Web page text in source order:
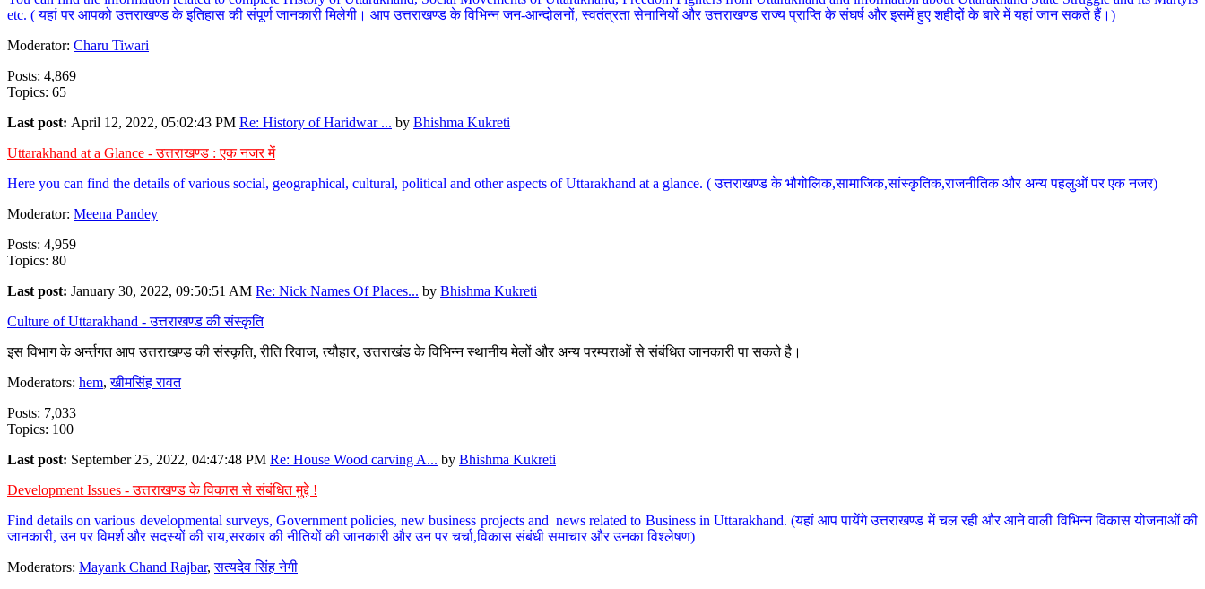
etc. ( यहां पर आपको उत्तराखण्ड के इतिहास की संपूर्ण जानकारी मिलेगी। आप उत्तराखण्ड के विभिन्न जन-आन्दोलनों, स्वतंत्रता सेनानियों और उत्तराखण्ड राज्य प्राप्ति के संघर्ष और इसमें हुए शहीदों के बारे में यहां जान सकते हैं।)
Moderator: Charu Tiwari
Posts: 4,869
Topics: 65
Last post: April 12, 2022, 05:02:43 PM Re: History of Haridwar ... by Bhishma Kukreti
Uttarakhand at a Glance - उत्तराखण्ड : एक नजर में
Here you can find the details of various social, geographical, cultural, political and other aspects of Uttarakhand at a glance. ( उत्तराखण्ड के भौगोलिक,सामाजिक,सांस्कृतिक,राजनीतिक और अन्य पहलुओं पर एक नजर)
Moderator: Meena Pandey
Posts: 4,959
Topics: 80
Last post: January 30, 2022, 09:50:51 AM Re: Nick Names Of Places... by Bhishma Kukreti
Culture of Uttarakhand - उत्तराखण्ड की संस्कृति
इस विभाग के अर्न्तगत आप उत्तराखण्ड की संस्कृति, रीति रिवाज, त्यौहार, उत्तराखंड के विभिन्न स्थानीय मेलों और अन्य परम्पराओं से संबंधित जानकारी पा सकते है।
Moderators: hem,खीमसिंह रावत
Posts: 7,033
Topics: 100
Last post: September 25, 2022, 04:47:48 PM Re: House Wood carving A... by Bhishma Kukreti
Development Issues - उत्तराखण्ड के विकास से संबंधित मुद्दे !
Find details on various developmental surveys, Government policies, new business projects and news related to Business in Uttarakhand. (यहां आप पायेंगे उत्तराखण्ड में चल रही और आने वाली विभिन्न विकास योजनाओं की
जानकारी, उन पर विमर्श और सदस्यों की राय,सरकार की नीतियों की जानकारी और उन पर चर्चा,विकास संबंधी समाचार और उनका विश्लेषण)
Moderators: Mayank Chand Rajbar,सत्यदेव सिंह नेगी